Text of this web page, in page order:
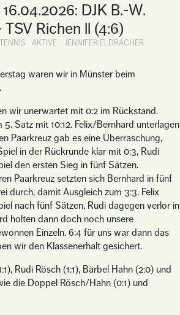
DJK B.-W.
Richen ll (4:6)
AKTIVE JENNIFER ELDRACHER
waren wir in Münster beim
wir unerwartet mit 0:2 im Rückstand.
Satz mit 10:12. Felix/Bernhard unterlagen
Paarkreuz gab es eine Überraschung,
in der Rückrunde klar mit 0:3, Rudi
den ersten Sieg in fünf Sätzen.
Paarkreuz setzten sich Bernhard in fünf
durch, damit Ausgleich zum 3:3. Felix
nach fünf Sätzen, Rudi dagegen verlor in
holten dann doch noch unsere
Einzeln. 6:4 für uns war dann das
wir den Klassenerhalt gesichert.
Rudi Rösch (1:1), Bärbel Hahn (2:0) und
die Doppel Rösch/Hahn (0:1) und